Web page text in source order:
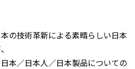
の技術革新による素晴らしい日本
本／日本人／日本製品についての